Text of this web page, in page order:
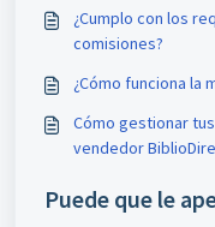
¿Cumplo con los
comisiones?
¿Cómo funciona la
Cómo gestionar
vendedor
Puede que le